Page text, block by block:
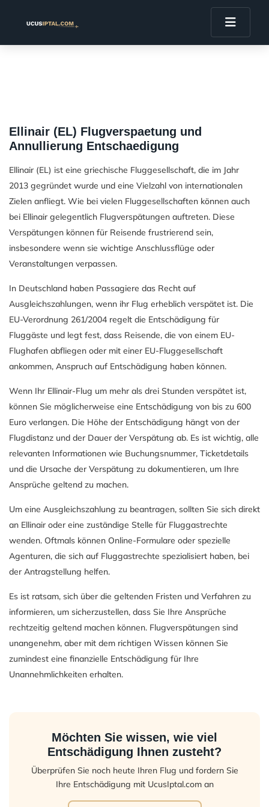
Ellinair (EL) Flugverspaetung und
Annullierung Entschaedigung
Ellinair (EL) ist eine griechische Fluggesellschaft, die im Jahr
2013 gegründet wurde und eine Vielzahl von internationalen
Zielen anfliegt. Wie bei vielen Fluggesellschaften können auch
bei Ellinair gelegentlich Flugverspätungen auftreten. Diese
Verspätungen können für Reisende frustrierend sein,
insbesondere wenn sie wichtige Anschlussflüge oder
Veranstaltungen verpassen.
In Deutschland haben Passagiere das Recht auf
Ausgleichszahlungen, wenn ihr Flug erheblich verspätet ist. Die
EU-Verordnung 261/2004 regelt die Entschädigung für
Fluggäste und legt fest, dass Reisende, die von einem EU-
Flughafen abfliegen oder mit einer EU-Fluggesellschaft
ankommen, Anspruch auf Entschädigung haben können.
Wenn Ihr Ellinair-Flug um mehr als drei Stunden verspätet ist,
können Sie möglicherweise eine Entschädigung von bis zu 600
Euro verlangen. Die Höhe der Entschädigung hängt von der
Flugdistanz und der Dauer der Verspätung ab. Es ist wichtig, alle
relevanten Informationen wie Buchungsnummer, Ticketdetails
und die Ursache der Verspätung zu dokumentieren, um Ihre
Ansprüche geltend zu machen.
Um eine Ausgleichszahlung zu beantragen, sollten Sie sich direkt
an Ellinair oder eine zuständige Stelle für Fluggastrechte
wenden. Oftmals können Online-Formulare oder spezielle
Agenturen, die sich auf Fluggastrechte spezialisiert haben, bei
der Antragstellung helfen.
Es ist ratsam, sich über die geltenden Fristen und Verfahren zu
informieren, um sicherzustellen, dass Sie Ihre Ansprüche
rechtzeitig geltend machen können. Flugverspätungen sind
unangenehm, aber mit dem richtigen Wissen können Sie
zumindest eine finanzielle Entschädigung für Ihre
Unannehmlichkeiten erhalten.
Möchten Sie wissen, wie viel
Entschädigung Ihnen zusteht?
Überprüfen Sie noch heute Ihren Flug und fordern Sie
Ihre Entschädigung mit UcusIptal.com an